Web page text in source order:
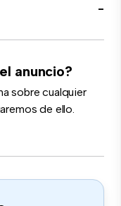
-
anuncio?
sobre cualquier
de ello.